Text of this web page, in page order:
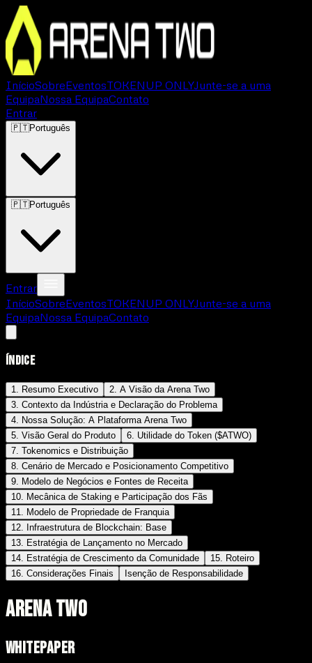
InícioSobreEventosTOKENUP ONLYJunte-se a uma
EquipaNossa EquipaContato
Entrar
🇵🇹Português
🇵🇹Português
Entrar
InícioSobreEventosTOKENUP ONLYJunte-se a uma
EquipaNossa EquipaContato
Índice
1. Resumo Executivo
2. A Visão da Arena Two
3. Contexto da Indústria e Declaração do Problema
4. Nossa Solução: A Plataforma Arena Two
5. Visão Geral do Produto
6. Utilidade do Token ($ATWO)
7. Tokenomics e Distribuição
8. Cenário de Mercado e Posicionamento Competitivo
9. Modelo de Negócios e Fontes de Receita
10. Mecânica de Staking e Participação dos Fãs
11. Modelo de Propriedade de Franquia
12. Infraestrutura de Blockchain: Base
13. Estratégia de Lançamento no Mercado
14. Estratégia de Crescimento da Comunidade
15. Roteiro
16. Considerações Finais
Isenção de Responsabilidade
ARENA TWO
WHITEPAPER